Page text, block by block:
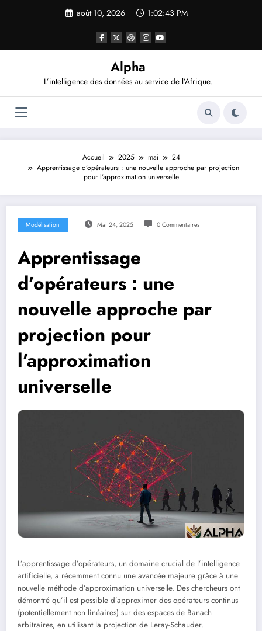
août 10, 2026 1:02:44 PM
Alpha
L’intelligence des données au service de l’Afrique.
Accueil 2025 mai
24
Apprentissage d’opérateurs : une nouvelle approche par projection
pour l’approximation universelle
Modélisation Mai 24, 2025 0 Commentaires
Apprentissage
d’opérateurs : une
nouvelle approche par
projection pour
l’approximation
universelle
L’apprentissage d’opérateurs, un domaine crucial de l’intelligence
artificielle, a récemment connu une avancée majeure grâce à une
nouvelle méthode d’approximation universelle. Des chercheurs ont
démontré qu’il est possible d’approximer des opérateurs continus
(potentiellement non linéaires) sur des espaces de Banach
arbitraires, en utilisant la projection de Leray-Schauder.